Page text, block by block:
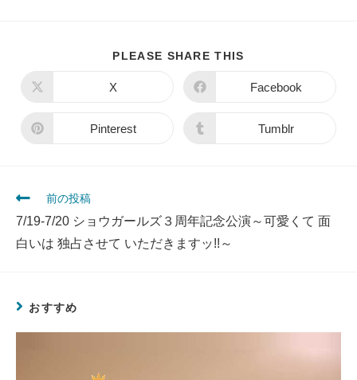
PLEASE SHARE THIS
X Facebook
Pinterest Tumblr
前の投稿
7/19-7/20 ショウガールズ３周年記念公演～可愛くて 面
白いは 独占させて いただきますッ!!～
おすすめ